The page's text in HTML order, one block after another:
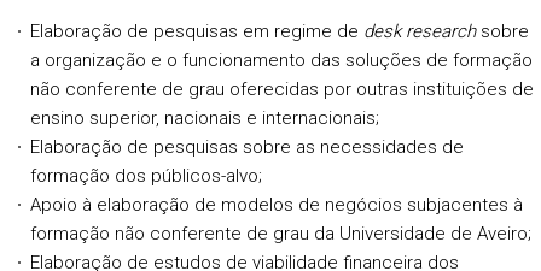
Elaboração de pesquisas em regime de desk researchsobre
a organização e o funcionamento das soluções de formação
não conferente de grau oferecidas por outras instituições de
ensino superior, nacionais e internacionais;
Elaboração de pesquisas sobre as necessidades de
formação dos públicos-alvo;
Apoio à elaboração de modelos de negócios subjacentes à
formação não conferente de grau da Universidade de Aveiro;
Elaboração de estudos de viabilidade financeira dos